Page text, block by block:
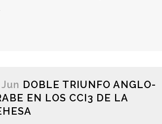
DOBLE TRIUNFO ANGLO-
EN LOS CCI3 DE LA